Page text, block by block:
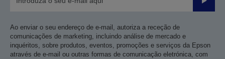
Enviar
Ao enviar o seu endereço de e-mail, autoriza a receção de
comunicações de marketing, incluindo análise de mercado e
inquéritos, sobre produtos, eventos, promoções e serviços da Epson
através de e-mail ou outras formas de comunicação eletrónica, com